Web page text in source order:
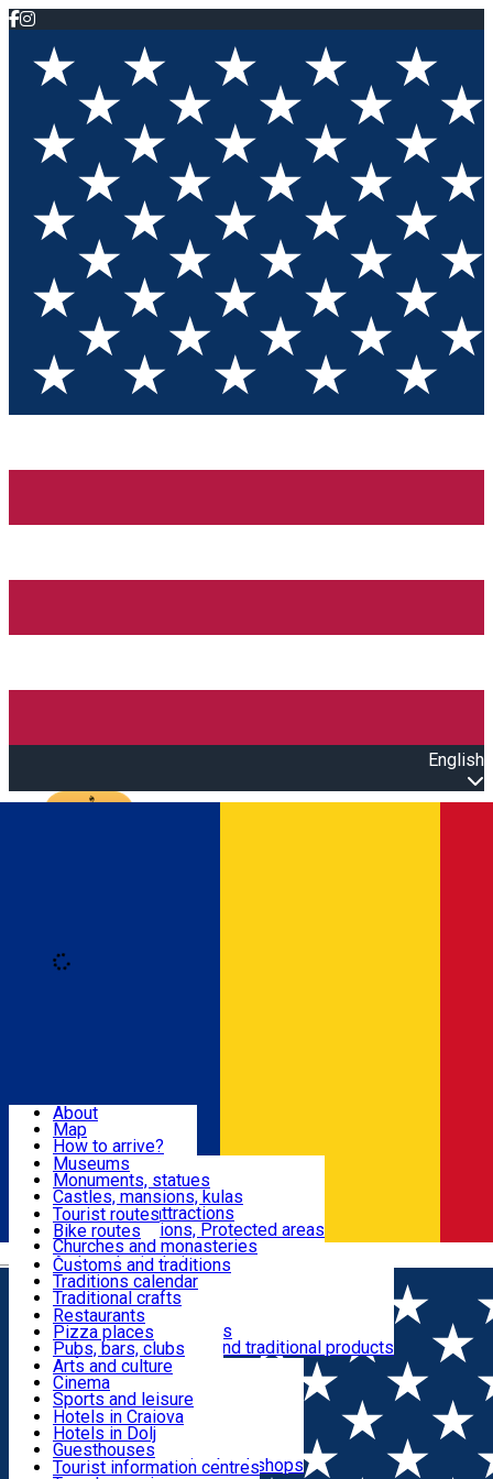
English
Română
Attractions
Routes
Customs, Traditions
Food & Drinks
Leisure & Fun
Accommodation
Useful
About
Map
How to arrive?
Recommendations
Tourist attractions
News
Museums
Monuments, statues
Castles, mansions, kulas
Architectural attractions
Natural attractions, Protected areas
Churches and monasteries
Archaeological sites
Parks and gardens
Tourist routes
Bike routes
Customs and traditions
Traditions calendar
Traditional crafts
Traditional cuisine
Wineries and vineyards
Local manufacturers and traditional products
Restaurants
Pizza places
Pubs, bars, clubs
Cafes and teahouses
Sweets and ice cream
Fast-food
Arts and culture
Cinema
Sports and leisure
Horse riding
Swimming pools
Zoo
Shopping, souvenirs, bookshops
Hotels in Craiova
Hotels in Dolj
Guesthouses
Villas
Tourist information centres